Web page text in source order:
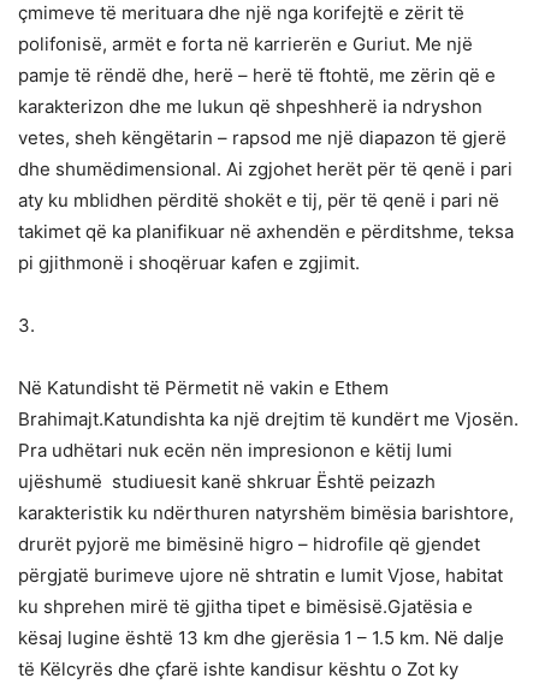
çmimeve të merituara dhe një nga korifejtë e zërit të
polifonisë, armët e forta në karrierën e Guriut. Me një
pamje të rëndë dhe, herë – herë të ftohtë, me zërin që e
karakterizon dhe me lukun që shpeshherë ia ndryshon
vetes, sheh këngëtarin – rapsod me një diapazon të gjerë
dhe shumëdimensional. Ai zgjohet herët për të qenë i pari
aty ku mblidhen përditë shokët e tij, për të qenë i pari në
takimet që ka planifikuar në axhendën e përditshme, teksa
pi gjithmonë i shoqëruar kafen e zgjimit.
3.
Në Katundisht të Përmetit në vakin e Ethem
Brahimajt.Katundishta ka një drejtim të kundërt me Vjosën.
Pra udhëtari nuk ecën nën impresionon e këtij lumi
ujëshumë studiuesit kanë shkruar Është peizazh
karakteristik ku ndërthuren natyrshëm bimësia barishtore,
drurët pyjorë me bimësinë higro – hidrofile që gjendet
përgjatë burimeve ujore në shtratin e lumit Vjose, habitat
ku shprehen mirë të gjitha tipet e bimësisë.Gjatësia e
kësaj lugine është 13 km dhe gjerësia 1 – 1.5 km. Në dalje
të Këlcyrës dhe çfarë ishte kandisur kështu o Zot ky